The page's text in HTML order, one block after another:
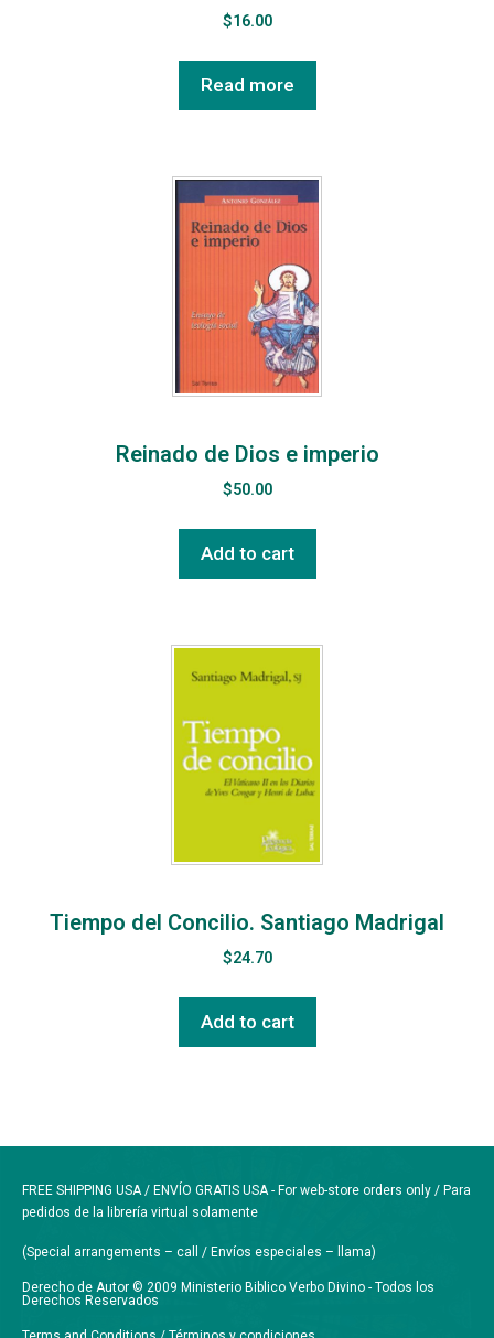
$16.00
Read more
Reinado de Dios e imperio
$50.00
Add to cart
Tiempo del Concilio. Santiago Madrigal
$24.70
Add to cart
FREE SHIPPING USA / ENVÍO GRATIS USA - For web-store orders only / Para
pedidos de la librería virtual solamente
(Special arrangements – call / Envíos especiales – llama)
Derecho de Autor © 2009 Ministerio Biblico Verbo Divino - Todos los
Derechos Reservados